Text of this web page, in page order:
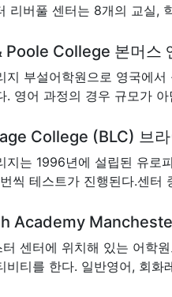
리버풀 센터는 8개의 교실,
College 본머스
지 부설어학원으로 영국에
. 영어 과정의 경우 규모가
College (BLC) 브라
지는 1996년에 설립된 유로
씩 테스트가 진행된다.센
Academy
센터에 위치해 있는 어학
비티를 한다. 일반영어, 회화